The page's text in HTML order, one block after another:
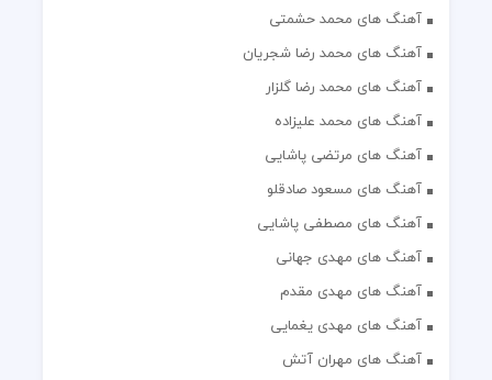
آهنگ های محمد حشمتی
آهنگ های محمد رضا شجریان
آهنگ های محمد رضا گلزار
آهنگ های محمد علیزاده
آهنگ های مرتضی پاشایی
آهنگ های مسعود صادقلو
آهنگ های مصطفی پاشایی
آهنگ های مهدی جهانی
آهنگ های مهدی مقدم
آهنگ های مهدی یغمایی
آهنگ های مهران آتش